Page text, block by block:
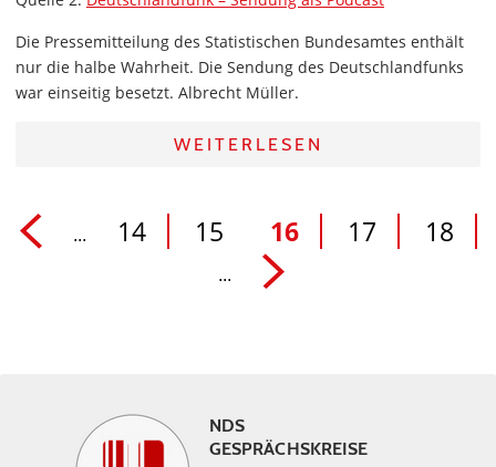
Die Pressemitteilung des Statistischen Bundesamtes enthält
nur die halbe Wahrheit. Die Sendung des Deutschlandfunks
war einseitig besetzt. Albrecht Müller.
WEITERLESEN
... 14 15 16 17 18
...
NDS
GESPRÄCHSKREISE